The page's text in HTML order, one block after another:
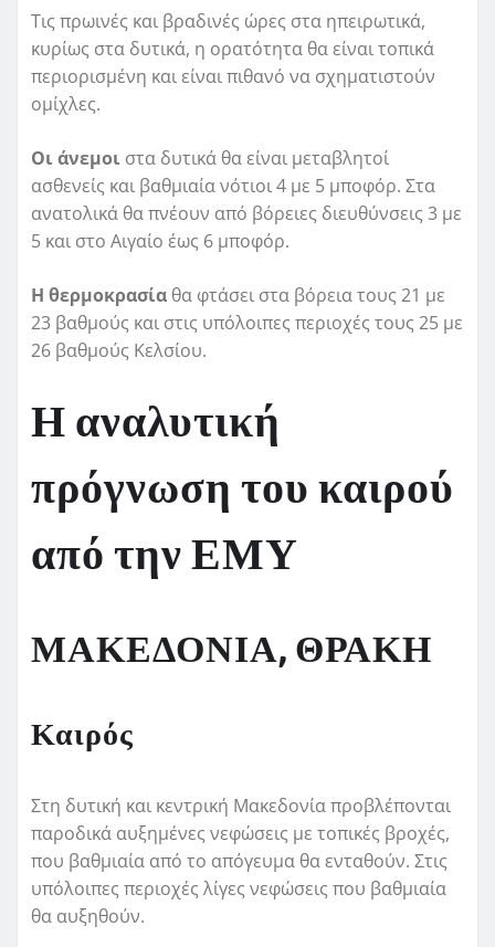
Τις πρωινές και βραδινές ώρες στα ηπειρωτικά,
κυρίως στα δυτικά, η ορατότητα θα είναι τοπικά
περιορισμένη και είναι πιθανό να σχηματιστούν
ομίχλες.
Οι άνεμοι στα δυτικά θα είναι μεταβλητοί
ασθενείς και βαθμιαία νότιοι 4 με 5 μποφόρ. Στα
ανατολικά θα πνέουν από βόρειες διευθύνσεις 3 με
5 και στο Αιγαίο έως 6 μποφόρ.
Η θερμοκρασία θα φτάσει στα βόρεια τους 21 με
23 βαθμούς και στις υπόλοιπες περιοχές τους 25 με
26 βαθμούς Κελσίου.
Η αναλυτική
πρόγνωση του καιρού
από την ΕΜΥ
ΜΑΚΕΔΟΝΙΑ, ΘΡΑΚΗ
Καιρός
Στη δυτική και κεντρική Μακεδονία προβλέπονται
παροδικά αυξημένες νεφώσεις με τοπικές βροχές,
που βαθμιαία από το απόγευμα θα ενταθούν. Στις
υπόλοιπες περιοχές λίγες νεφώσεις που βαθμιαία
θα αυξηθούν.